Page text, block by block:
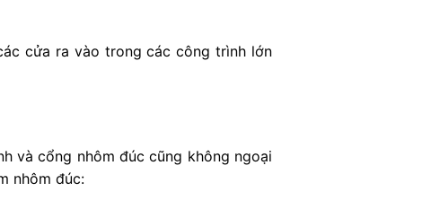
cửa ra vào trong các công trình lớn
và cổng nhôm đúc cũng không ngoại
nhôm đúc: